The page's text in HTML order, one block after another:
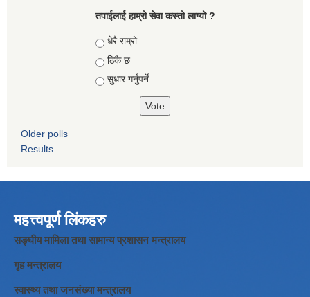
तपाईलाई हाम्रो सेवा कस्तो लाग्यो ?
Choices
धेरै राम्रो
ठिकै छ
सुधार गर्नुपर्ने
Older polls
Results
महत्त्वपूर्ण लिंकहरु
सङ्घीय मामिला तथा सामान्य प्रशासन मन्त्रालय
गृह मन्त्रालय
स्वास्थ्य तथा जनसंख्या मन्त्रालय